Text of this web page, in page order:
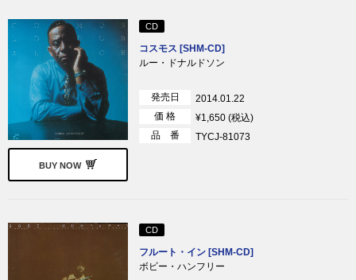
BUY NOW
CD
コスモス [SHM-CD]
ルー・ドナルドソン
発売日
2014.01.22
価 格
¥1,650 (税込)
品 番
TYCJ-81073
CD
フルート・イン [SHM-CD]
ボビー・ハンフリー